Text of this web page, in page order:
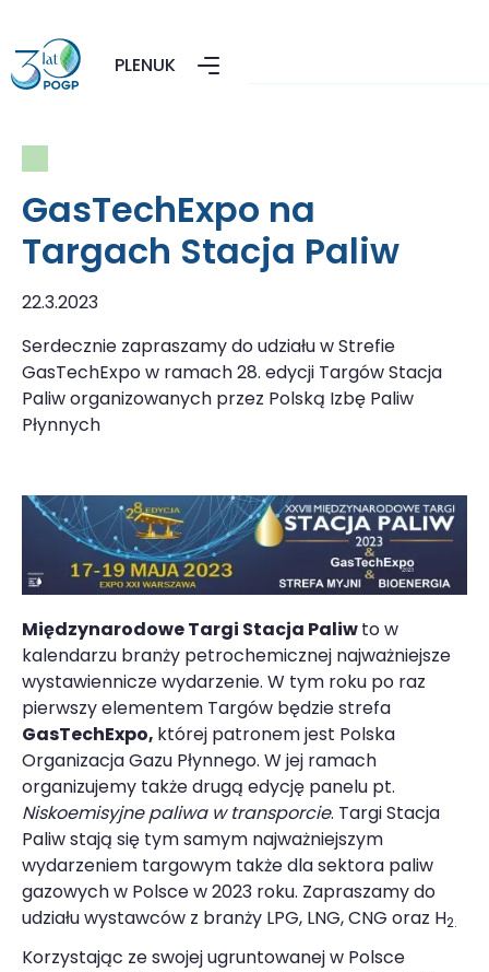
PLENUK
GasTechExpo na
Targach Stacja Paliw
22.3.2023
Serdecznie zapraszamy do udziału w Strefie
GasTechExpo w ramach 28. edycji Targów Stacja
Paliw organizowanych przez Polską Izbę Paliw
Płynnych
Międzynarodowe Targi Stacja Paliwto w
kalendarzu branży petrochemicznej najważniejsze
wystawiennicze wydarzenie. W tym roku po raz
pierwszy elementem Targów będzie strefa
GasTechExpo, której patronem jest Polska
Organizacja Gazu Płynnego. W jej ramach
organizujemy także drugą edycję panelu pt.
Niskoemisyjne paliwa w transporcie. Targi Stacja
Paliw stają się tym samym najważniejszym
wydarzeniem targowym także dla sektora paliw
gazowych w Polsce w 2023 roku. Zapraszamy do
udziału wystawców z branży LPG, LNG, CNG oraz H2.
Korzystając ze swojej ugruntowanej w Polsce